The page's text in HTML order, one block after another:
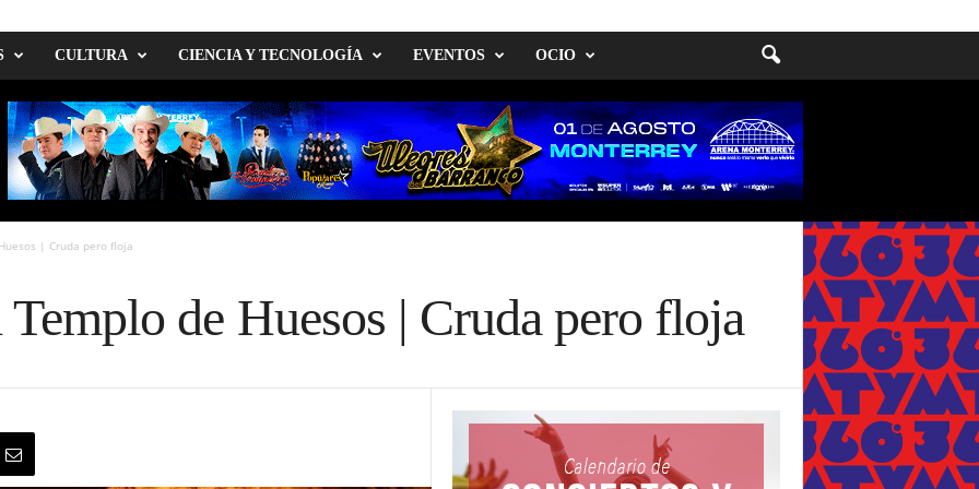
CULTURA CIENCIA Y TECNOLOGÍA EVENTOS OCIO
| Cruda pero floja
de Huesos | Cruda pero floja